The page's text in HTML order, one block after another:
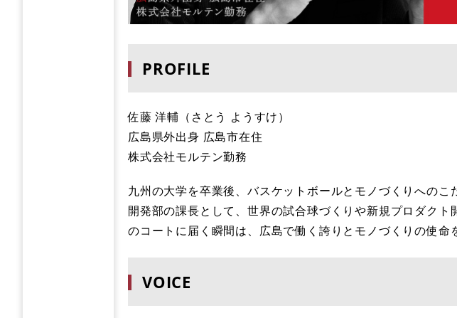
PROFILE
佐藤 洋輔（さとう ようすけ）
広島県外出身 広島市在住
株式会社モルテン勤務
九州の大学を卒業後、バスケットボールとモノづくりへの
開発部の課長として、世界の試合球づくりや新規プロダク
のコートに届く瞬間は、広島で働く誇りとモノづくりの使命
VOICE